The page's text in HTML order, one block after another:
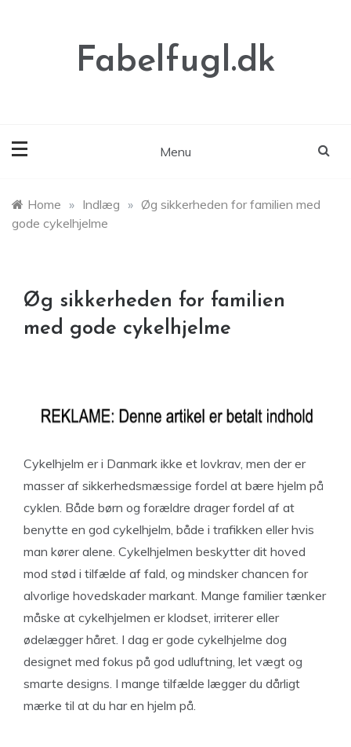
Fabelfugl.dk
Menu
Home » Indlæg » Øg sikkerheden for familien med
gode cykelhjelme
Øg sikkerheden for familien
med gode cykelhjelme
Cykelhjelm er i Danmark ikke et lovkrav, men der er
masser af sikkerhedsmæssige fordel at bære hjelm på
cyklen. Både børn og forældre drager fordel af at
benytte en god cykelhjelm, både i trafikken eller hvis
man kører alene. Cykelhjelmen beskytter dit hoved
mod stød i tilfælde af fald, og mindsker chancen for
alvorlige hovedskader markant. Mange familier tænker
måske at cykelhjelmen er klodset, irriterer eller
ødelægger håret. I dag er gode cykelhjelme dog
designet med fokus på god udluftning, let vægt og
smarte designs. I mange tilfælde lægger du dårligt
mærke til at du har en hjelm på.